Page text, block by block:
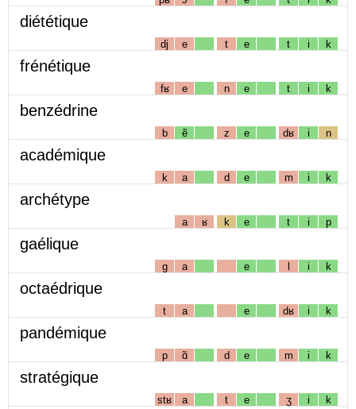
diététique
dj e t e t i k
frénétique
fʁ e n e t i k
benzédrine
b ẽ z e dʁ i n
académique
k a d e m i k
archétype
a ʁ k e t i p
gaélique
g a e l i k
octaédrique
t a e dʁ i k
pandémique
p ɑ̃ d e m i k
stratégique
stʁ a t e ʒ i k